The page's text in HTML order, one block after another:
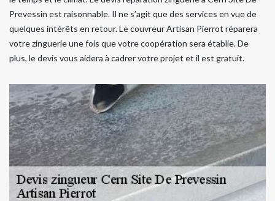
Prevessin est raisonnable. Il ne s’agit que des services en vue de
quelques intérêts en retour. Le couvreur Artisan Pierrot réparera
votre zinguerie une fois que votre coopération sera établie. De
plus, le devis vous aidera à cadrer votre projet et il est gratuit.